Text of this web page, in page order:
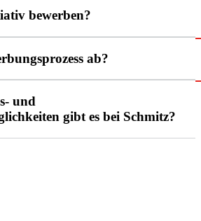
bewerben?
ab?
und
gibt es bei Schmitz?